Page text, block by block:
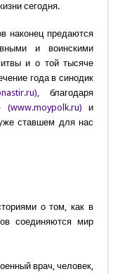
сегодня.
наконец предаются
и воинскими
и о той тысяче
года в синодик
), благодаря
(www.moypolk.ru)и
ставшем для нас
о том, как в
соединяются мир
врач, человек,